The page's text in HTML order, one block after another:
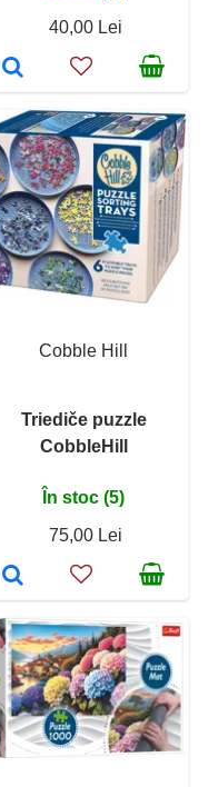
40,00 Lei
Cobble Hill
Triediče puzzle
CobbleHill
În stoc (5)
75,00 Lei